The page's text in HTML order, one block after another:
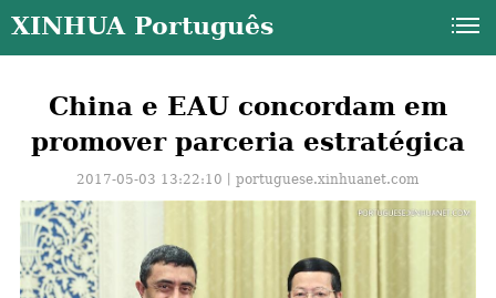
XINHUA Português
China e EAU concordam em
promover parceria estratégica
2017-05-03 13:22:10丨portuguese.xinhuanet.com